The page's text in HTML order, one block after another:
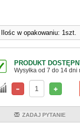
Ilośc w opakowaniu: 1szt.
PRODUKT
Wysyłka od 7 do 14 dni
ZADAJ PYTANIE